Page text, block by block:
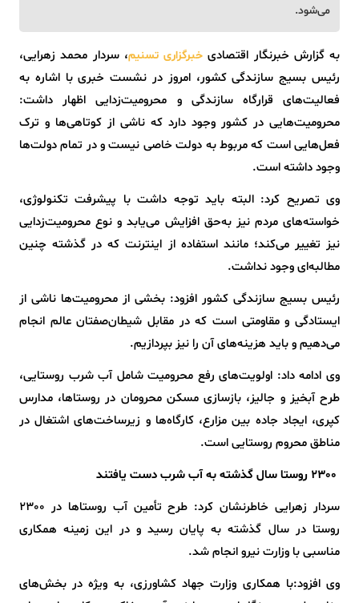
می‌شود.
به گزارش خبرنگار اقتصادی خبرگزاری تسنیم، سردار محمد زهرایی،
رئیس بسیج سازندگی کشور، امروز در نشست خبری با اشاره به
فعالیت‌های قرارگاه سازندگی و محرومیت‌زدایی اظهار داشت:
محرومیت‌هایی در کشور وجود دارد که ناشی از کوتاهی‌ها و ترک
فعل‌هایی است که مربوط به دولت خاصی نیست و در تمام دولت‌ها
وجود داشته است.
وی تصریح کرد: البته باید توجه داشت با پیشرفت تکنولوژی،
خواسته‌های مردم نیز به‌حق افزایش می‌یابد و نوع محرومیت‌زدایی
نیز تغییر می‌کند؛ مانند استفاده از اینترنت که در گذشته چنین
مطالبه‌ای وجود نداشت.
رئیس بسیج سازندگی کشور افزود: بخشی از محرومیت‌ها ناشی از
ایستادگی و مقاومتی است که در مقابل شیطان‌صفتان عالم انجام
می‌دهیم و باید هزینه‌های آن را نیز بپردازیم.
وی ادامه داد: اولویت‌های رفع محرومیت شامل آب شرب روستایی،
طرح آبخیز و جالیز، بازسازی مسکن محرومان در روستاها، مدارس
کپری، ایجاد جاده بین مزارع، کارگاه‌ها و زیرساخت‌های اشتغال در
مناطق محروم روستایی است.
سردار زهرایی خاطرنشان کرد: طرح تأمین آب روستاها در 2300
روستا در سال گذشته به پایان رسید و در این زمینه همکاری
مناسبی با وزارت نیرو انجام شد.
وی افزود:با همکاری وزارت جهاد کشاورزی، به ویژه در بخش‌های